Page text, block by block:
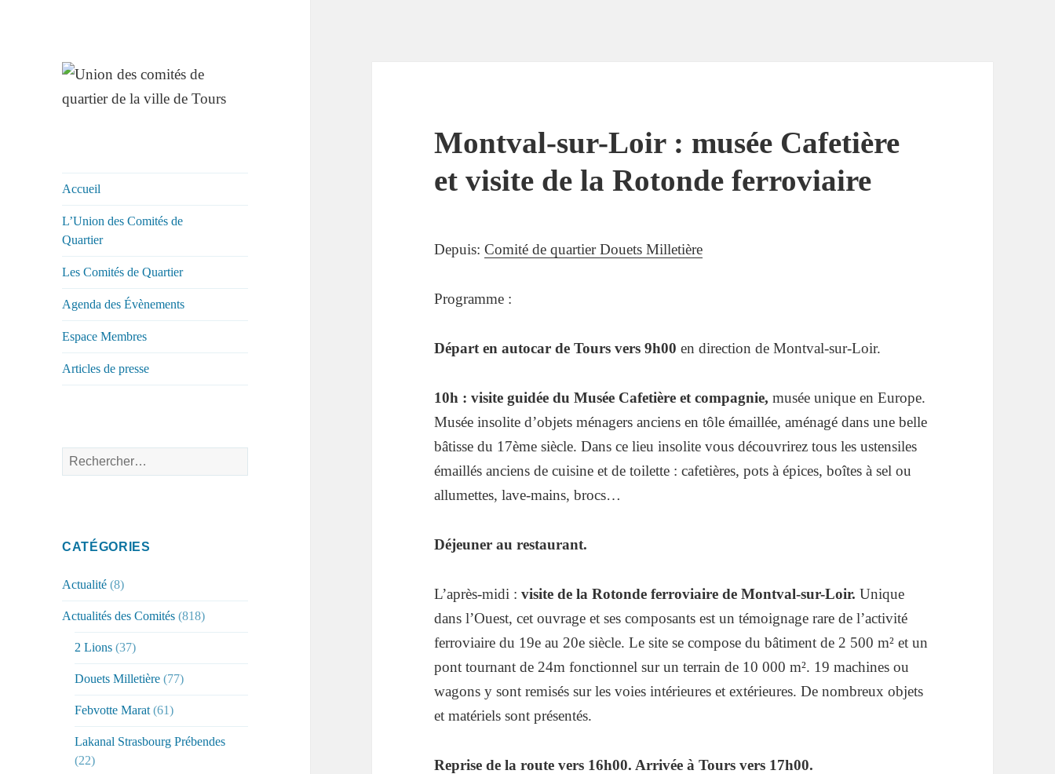
quartier de la ville
de Tours
Accueil
L’Union des Comités de
Quartier
Les Comités de Quartier
Agenda des Évènements
Espace Membres
Articles de presse
Rechercher :
CATÉGORIES
Actualité (8)
Actualités des Comités (818)
2 Lions (37)
Douets Milletière (77)
Febvotte Marat (61)
Lakanal Strasbourg Prébendes
(22)
Montval-sur-Loir : musée Cafetière
et visite de la Rotonde ferroviaire
Depuis:Comité de quartier Douets Milletière
Programme :
Départ en autocar de Tours vers 9h00 en direction de Montval-sur-Loir.
10h : visite guidée du Musée Cafetière et compagnie,musée unique en Europe.
Musée insolite d’objets ménagers anciens en tôle émaillée, aménagé dans une belle
bâtisse du 17ème siècle. Dans ce lieu insolite vous découvrirez tous les ustensiles
émaillés anciens de cuisine et de toilette : cafetières, pots à épices, boîtes à sel ou
allumettes, lave-mains, brocs…
Déjeuner au restaurant.
L’après-midi :visite de la Rotonde ferroviaire de Montval-sur-Loir. Unique
dans l’Ouest, cet ouvrage et ses composants est un témoignage rare de l’activité
ferroviaire du 19e au 20e siècle. Le site se compose du bâtiment de 2 500 m² et un
pont tournant de 24m fonctionnel sur un terrain de 10 000 m². 19 machines ou
wagons y sont remisés sur les voies intérieures et extérieures. De nombreux objets
et matériels sont présentés.
Reprise de la route vers 16h00. Arrivée à Tours vers 17h00.